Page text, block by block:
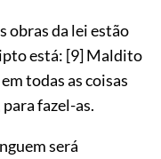
obras da lei estão
está: [9]Maldito
todas as coisas
fazel-as.
será